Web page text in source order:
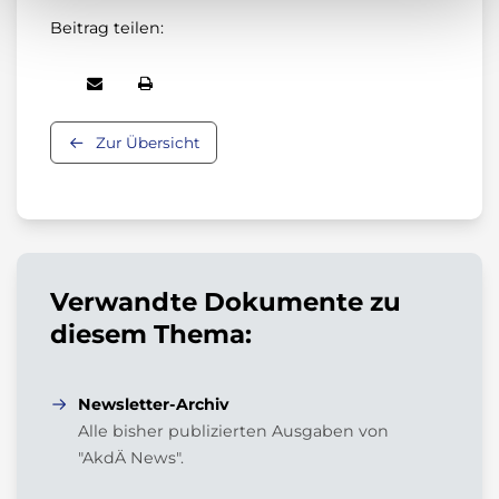
Beitrag teilen:
Zur Übersicht
Verwandte Dokumente zu
diesem Thema:
Newsletter-Archiv
Alle bisher publizierten Ausgaben von
"AkdÄ News".